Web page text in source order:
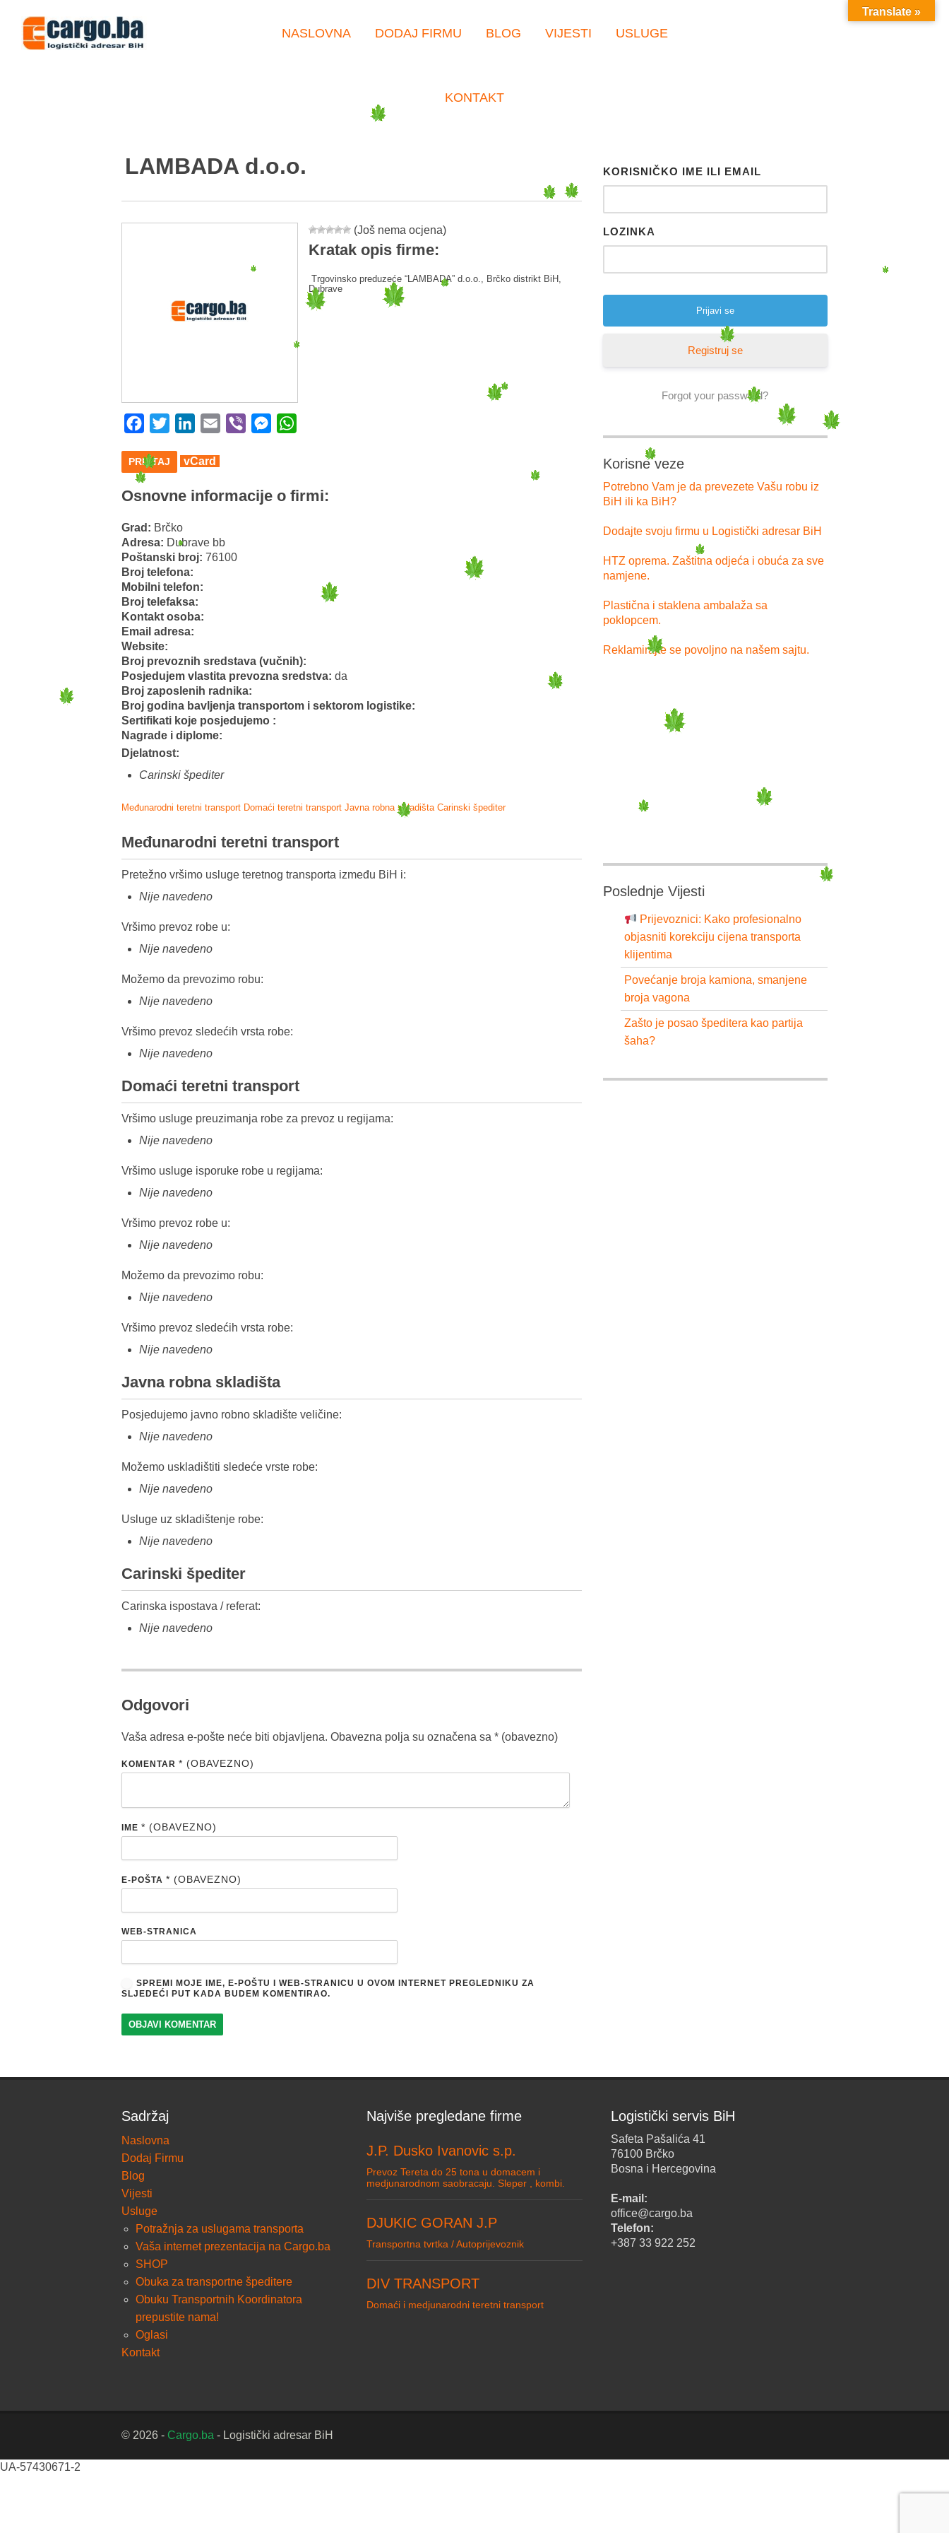
NASLOVNA DODAJ FIRMU BLOG VIJESTI USLUGE
KONTAKT
LAMBADA d.o.o.
(Još nema ocjena)
Kratak opis firme:
Trgovinsko preduzeće “LAMBADA” d.o.o., Brčko distrikt BiH,
Dubrave
Facebook
Twitter LinkedIn
Email Viber Messenger
PRINTAJ vCard
Osnovne informacije o firmi:
Grad: Brčko
Adresa: Dubrave bb
Poštanski broj: 76100
Broj telefona:
Mobilni telefon:
Broj telefaksa:
Kontakt osoba:
Email adresa:
Website:
Broj prevoznih sredstava (vučnih):
Posjedujem vlastita prevozna sredstva: da
Broj zaposlenih radnika:
Broj godina bavljenja transportom i sektorom logistike:
Sertifikati koje posjedujemo :
Nagrade i diplome:
Djelatnost:
Carinski špediter
Međunarodni teretni transport Domaći teretni transport Javna robna skladišta Carinski špediter
Međunarodni teretni transport
Pretežno vršimo usluge teretnog transporta između BiH i:
Nije navedeno
Vršimo prevoz robe u:
Nije navedeno
Možemo da prevozimo robu:
Nije navedeno
Vršimo prevoz sledećih vrsta robe:
Nije navedeno
Domaći teretni transport
Vršimo usluge preuzimanja robe za prevoz u regijama:
Nije navedeno
Vršimo usluge isporuke robe u regijama:
Nije navedeno
Vršimo prevoz robe u:
Nije navedeno
Možemo da prevozimo robu:
Nije navedeno
Vršimo prevoz sledećih vrsta robe:
Nije navedeno
Javna robna skladišta
Posjedujemo javno robno skladište veličine:
Nije navedeno
Možemo uskladištiti sledeće vrste robe:
Nije navedeno
Usluge uz skladištenje robe:
Nije navedeno
Carinski špediter
Carinska ispostava / referat:
Nije navedeno
Odgovori
Vaša adresa e-pošte neće biti objavljena. Obavezna polja su označena sa * (obavezno)
KOMENTAR * (OBAVEZNO)
IME * (OBAVEZNO)
E-POŠTA * (OBAVEZNO)
WEB-STRANICA
SPREMI MOJE IME, E-POŠTU I WEB-STRANICU U OVOM INTERNET PREGLEDNIKU ZA
SLJEDEĆI PUT KADA BUDEM KOMENTIRAO.
KORISNIČKO IME ILI EMAIL
LOZINKA
Registruj se
Forgot your password?
Korisne veze
Potrebno Vam je da prevezete Vašu robu iz
BiH ili ka BiH?
Dodajte svoju firmu u Logistički adresar BiH
HTZ oprema. Zaštitna odjeća i obuća za sve
namjene.
Plastična i staklena ambalaža sa
poklopcem.
Reklamirajte se povoljno na našem sajtu.
Poslednje Vijesti
Prijevoznici: Kako profesionalno
objasniti korekciju cijena transporta
klijentima
Povećanje broja kamiona, smanjene
broja vagona
Zašto je posao špeditera kao partija
šaha?
Sadržaj
Naslovna
Dodaj Firmu
Blog
Vijesti
Usluge
Potražnja za uslugama transporta
Vaša internet prezentacija na Cargo.ba
SHOP
Obuka za transportne špeditere
Obuku Transportnih Koordinatora
prepustite nama!
Oglasi
Kontakt
Najviše pregledane firme
J.P. Dusko Ivanovic s.p.
Prevoz Tereta do 25 tona u domacem i
medjunarodnom saobracaju. Sleper , kombi.
DJUKIC GORAN J.P
Transportna tvrtka / Autoprijevoznik
DIV TRANSPORT
Domaći i medjunarodni teretni transport
Logistički servis BiH
Safeta Pašalića 41
76100 Brčko
Bosna i Hercegovina
E-mail:
office@cargo.ba
Telefon:
+387 33 922 252
© 2026 - Cargo.ba - Logistički adresar BiH
Translate »
UA-57430671-2